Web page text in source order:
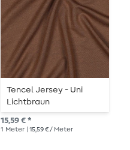
Tencel Jersey - Uni
Lichtbraun
15,59 € *
1 Meter | 15,59 € / Meter